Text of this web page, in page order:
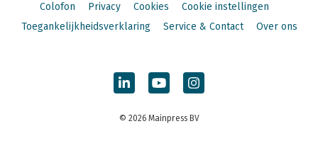
Colofon
Privacy Cookies
Cookie instellingen
Toegankelijkheidsverklaring
Service & Contact Over ons
© 2026 Mainpress BV